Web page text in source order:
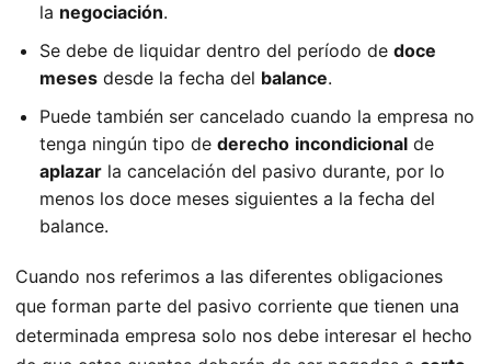
la negociación.
Se debe de liquidar dentro del período de doce
meses desde la fecha del balance.
Puede también ser cancelado cuando la empresa no
tenga ningún tipo de derecho incondicional de
aplazar la cancelación del pasivo durante, por lo
menos los doce meses siguientes a la fecha del
balance.
Cuando nos referimos a las diferentes obligaciones
que forman parte del pasivo corriente que tienen una
determinada empresa solo nos debe interesar el hecho